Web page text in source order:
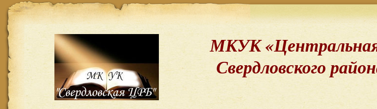
МКУК
Свердловского